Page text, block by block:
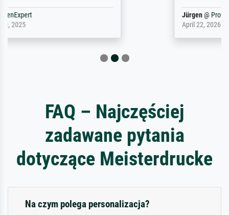
FAQ – Najczęściej
zadawane pytania
dotyczące Meisterdrucke
Na czym polega personalizacja?